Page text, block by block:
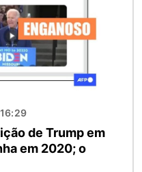
de Trump em
em 2020; o